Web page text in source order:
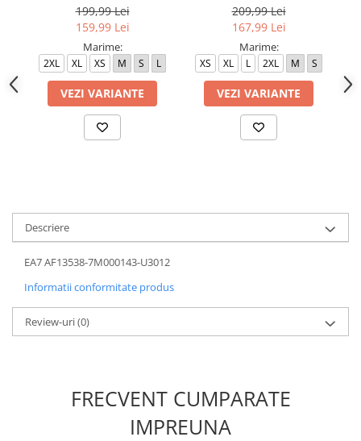
199,99 Lei
159,99 Lei
Marime:
2XL XL XS M S L
VEZI VARIANTE
209,99 Lei
167,99 Lei
Marime:
XS XL L 2XL M S
VEZI VARIANTE
Descriere
EA7 AF13538-7M000143-U3012
Informatii conformitate produs
Review-uri(0)
FRECVENT CUMPARATE
IMPREUNA